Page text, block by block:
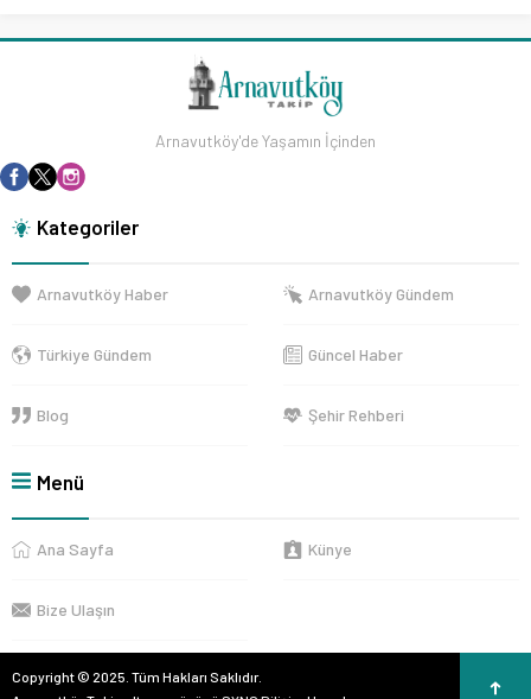
Arnavutköy'de Yaşamın İçinden
Kategoriler
Arnavutköy Haber Arnavutköy Gündem
Türkiye Gündem Güncel Haber
Blog Şehir Rehberi
Menü
Ana Sayfa Künye
Bize Ulaşın
Copyright © 2025. Tüm Hakları Saklıdır.